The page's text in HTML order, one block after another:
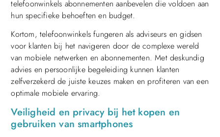
telefoonwinkels abonnementen aanbevelen die voldoen aan
hun specifieke behoeften en budget.
Kortom, telefoonwinkels fungeren als adviseurs en gidsen
voor klanten bij het navigeren door de complexe wereld
van mobiele netwerken en abonnementen. Met deskundig
advies en persoonlijke begeleiding kunnen klanten
zelfverzekerd de juiste keuzes maken en profiteren van een
optimale mobiele ervaring.
Veiligheid en privacy bij het kopen en
gebruiken van smartphones